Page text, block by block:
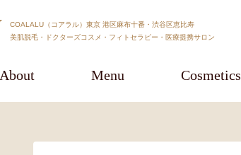
COALALU（コアラル）東京 港区麻布十番・渋谷区恵比寿
美肌脱毛・ドクターズコスメ・フィトセラピー・医療提携サロン
About Menu Cosmetics